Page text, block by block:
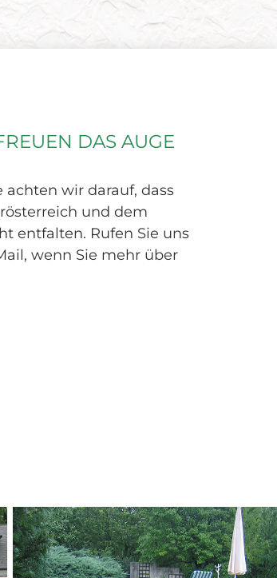
DAS AUGE
achten wir darauf, dass
und dem
entfalten. Rufen Sie uns
wenn Sie mehr über